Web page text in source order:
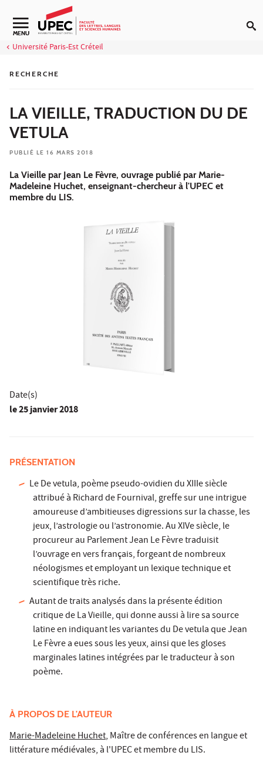
Aller au contenu
Navigation secondaire
MENU
Université Paris-Est Créteil
RECHERCHE
LA VIEILLE, TRADUCTION DU DE
VETULA
PUBLIÉ LE 16 MARS 2018
La Vieille par Jean Le Fèvre, ouvrage publié par Marie-
Madeleine Huchet, enseignant-chercheur à l'UPEC et
membre du LIS.
Date(s)
le25 janvier 2018
PRÉSENTATION
Le De vetula, poème pseudo-ovidien du XIIIe siècle
attribué à Richard de Fournival, greffe sur une intrigue
amoureuse d’ambitieuses digressions sur la chasse, les
jeux, l’astrologie ou l’astronomie. Au XIVe siècle, le
procureur au Parlement Jean Le Fèvre traduisit
l’ouvrage en vers français, forgeant de nombreux
néologismes et employant un lexique technique et
scientifique très riche.
Autant de traits analysés dans la présente édition
critique de La Vieille, qui donne aussi à lire sa source
latine en indiquant les variantes du De vetula que Jean
Le Fèvre a eues sous les yeux, ainsi que les gloses
marginales latines intégrées par le traducteur à son
poème.
À PROPOS DE L'AUTEUR
Marie-Madeleine Huchet, Maître de conférences en langue et
littérature médiévales, à l'UPEC et membre du LIS.